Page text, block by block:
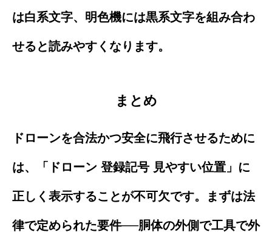
は白系文字、明色機には黒系文字を組み合わ
せると読みやすくなります。
まとめ
ドローンを合法かつ安全に飛行させるために
は、「ドローン 登録記号 見やすい位置」に
正しく表示することが不可欠です。まずは法
律で定められた要件──胴体の外側で工具で外